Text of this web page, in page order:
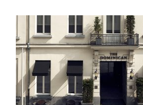
UW
BEZOEK
JONG
PUBLIEK
DE
MUNT